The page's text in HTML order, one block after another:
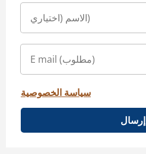
سياسة الخصوصية
إرسال